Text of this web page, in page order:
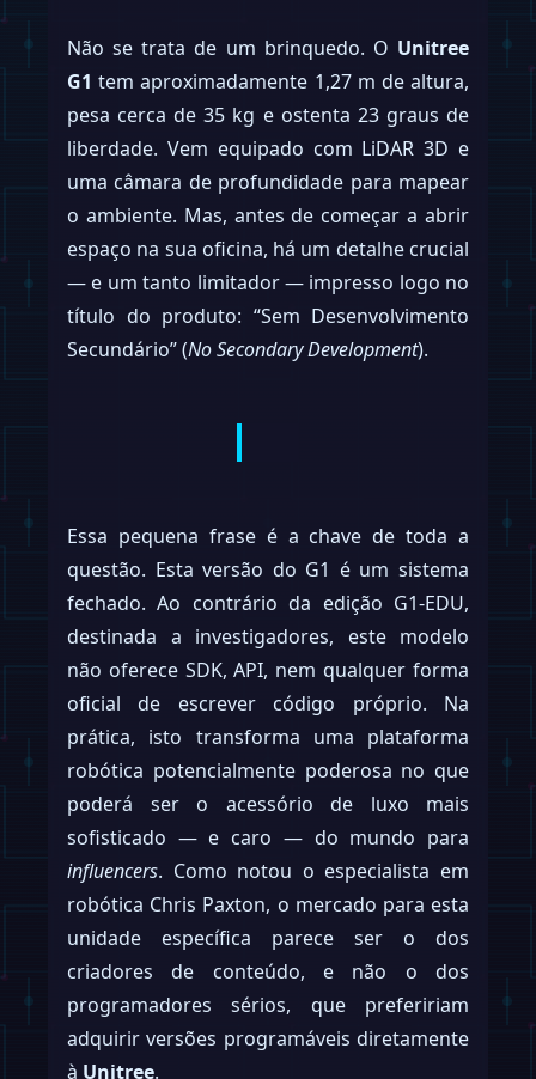
Não se trata de um brinquedo. O Unitree
G1 tem aproximadamente 1,27 m de altura,
pesa cerca de 35 kg e ostenta 23 graus de
liberdade. Vem equipado com LiDAR 3D e
uma câmara de profundidade para mapear
o ambiente. Mas, antes de começar a abrir
espaço na sua oficina, há um detalhe crucial
— e um tanto limitador — impresso logo no
título do produto: “Sem Desenvolvimento
Secundário” (No Secondary Development).
Essa pequena frase é a chave de toda a
questão. Esta versão do G1 é um sistema
fechado. Ao contrário da edição G1-EDU,
destinada a investigadores, este modelo
não oferece SDK, API, nem qualquer forma
oficial de escrever código próprio. Na
prática, isto transforma uma plataforma
robótica potencialmente poderosa no que
poderá ser o acessório de luxo mais
sofisticado — e caro — do mundo para
influencers. Como notou o especialista em
robótica Chris Paxton, o mercado para esta
unidade específica parece ser o dos
criadores de conteúdo, e não o dos
programadores sérios, que prefeririam
adquirir versões programáveis diretamente
à Unitree.